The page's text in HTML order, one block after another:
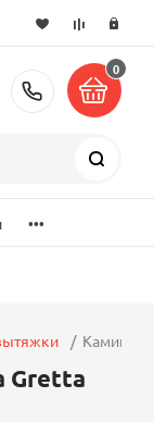
+7 (495)
0
...
Gretta